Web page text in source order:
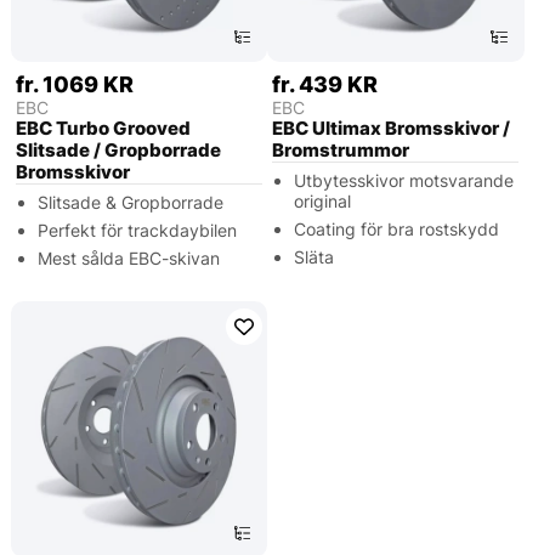
fr. 1069 KR
EBC
EBC Turbo Grooved
Slitsade / Gropborrade
Bromsskivor
Slitsade & Gropborrade
Perfekt för trackdaybilen
Mest sålda EBC-skivan
fr. 439 KR
EBC
EBC Ultimax Bromsskivor /
Bromstrummor
Utbytesskivor motsvarande
original
Coating för bra rostskydd
Släta